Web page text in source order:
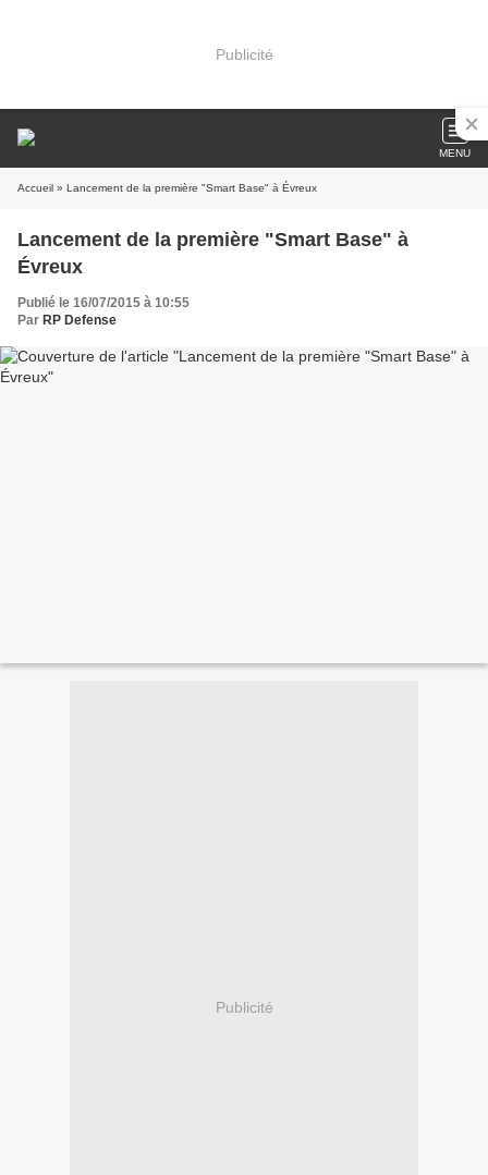
Publicité
MENU
Accueil » Lancement de la première "Smart Base" à Évreux
Lancement de la première "Smart Base" à
Évreux
Publié le 16/07/2015 à 10:55
Par RP Defense
Publicité